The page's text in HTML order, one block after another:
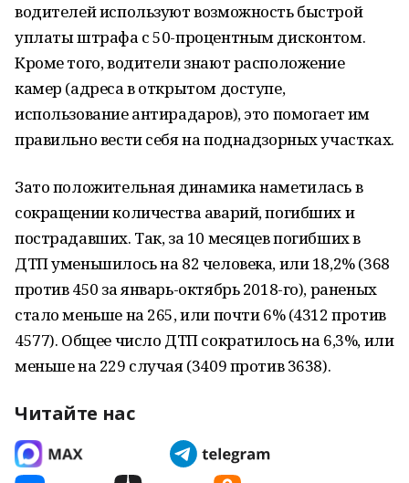
водителей используют возможность быстрой
уплаты штрафа с 50-процентным дисконтом.
Кроме того, водители знают расположение
камер (адреса в открытом доступе,
использование антирадаров), это помогает им
правильно вести себя на поднадзорных участках.
Зато положительная динамика наметилась в
сокращении количества аварий, погибших и
пострадавших. Так, за 10 месяцев погибших в
ДТП уменьшилось на 82 человека, или 18,2% (368
против 450 за январь-октябрь 2018-го), раненых
стало меньше на 265, или почти 6% (4312 против
4577). Общее число ДТП сократилось на 6,3%, или
меньше на 229 случая (3409 против 3638).
Читайте нас